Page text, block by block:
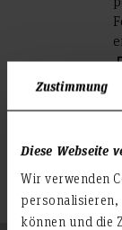
Zustimmung
Diese Webseite
Wir verwenden
personalisieren,
können und die